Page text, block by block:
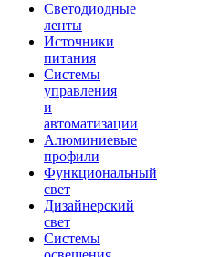
Светодиодные
ленты
Источники
питания
Системы
управления
и
автоматизации
Алюминиевые
профили
Функциональный
свет
Дизайнерский
свет
Системы